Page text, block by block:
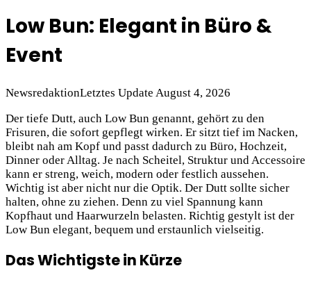
Low Bun: Elegant in Büro &
Event
NewsredaktionLetztes Update August 4, 2026
Der tiefe Dutt, auch Low Bun genannt, gehört zu den
Frisuren, die sofort gepflegt wirken. Er sitzt tief im Nacken,
bleibt nah am Kopf und passt dadurch zu Büro, Hochzeit,
Dinner oder Alltag. Je nach Scheitel, Struktur und Accessoire
kann er streng, weich, modern oder festlich aussehen.
Wichtig ist aber nicht nur die Optik. Der Dutt sollte sicher
halten, ohne zu ziehen. Denn zu viel Spannung kann
Kopfhaut und Haarwurzeln belasten. Richtig gestylt ist der
Low Bun elegant, bequem und erstaunlich vielseitig.
Das Wichtigste in Kürze